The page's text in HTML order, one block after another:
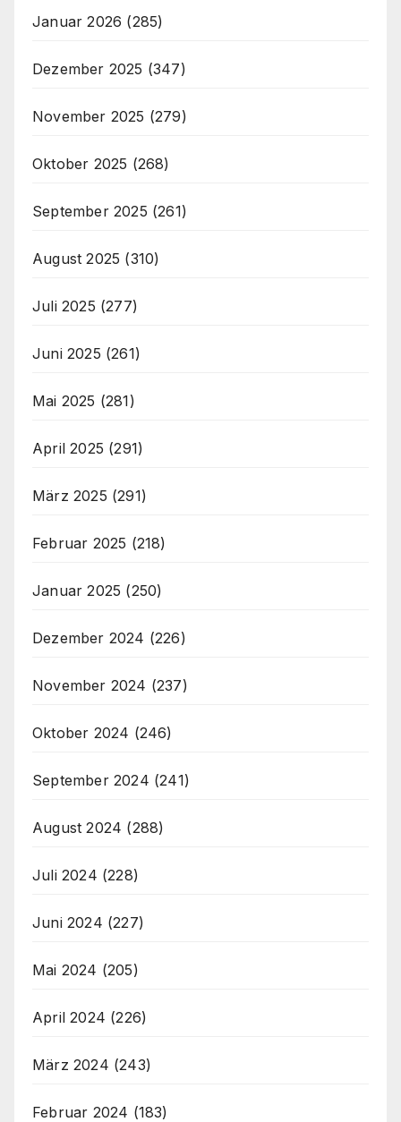
Januar 2026 (285)
Dezember 2025 (347)
November 2025 (279)
Oktober 2025 (268)
September 2025 (261)
August 2025 (310)
Juli 2025 (277)
Juni 2025 (261)
Mai 2025 (281)
April 2025 (291)
März 2025 (291)
Februar 2025 (218)
Januar 2025 (250)
Dezember 2024 (226)
November 2024 (237)
Oktober 2024 (246)
September 2024 (241)
August 2024 (288)
Juli 2024 (228)
Juni 2024 (227)
Mai 2024 (205)
April 2024 (226)
März 2024 (243)
Februar 2024 (183)